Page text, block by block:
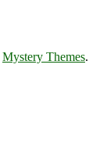
Mystery Themes.